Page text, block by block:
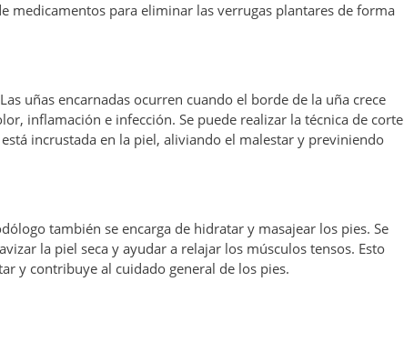
medicamentos para eliminar las verrugas plantares de forma
uñas encarnadas ocurren cuando el borde de la uña crece
inflamación e infección. Se puede realizar la técnica de corte
incrustada en la piel, aliviando el malestar y previniendo
también se encarga de hidratar y masajear los pies. Se
la piel seca y ayudar a relajar los músculos tensos. Esto
y contribuye al cuidado general de los pies.